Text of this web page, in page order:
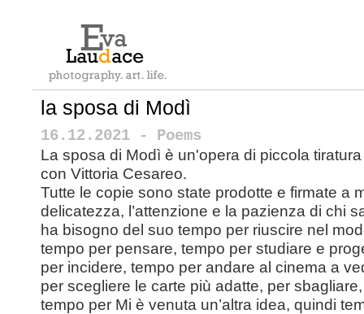
la sposa di Modì
16.12.2021 - Poems
La sposa di Modì è un'opera di piccola
con Vittoria Cesareo.
Tutte le copie sono state prodotte e firmate a
delicatezza, l’attenzione e la pazienza di chi
ha bisogno del suo tempo per riuscire nel
tempo per pensare, tempo per studiare e
per incidere, tempo per andare al cinema a
per scegliere le carte più adatte, per
tempo per Mi è venuta un’altra idea, quindi